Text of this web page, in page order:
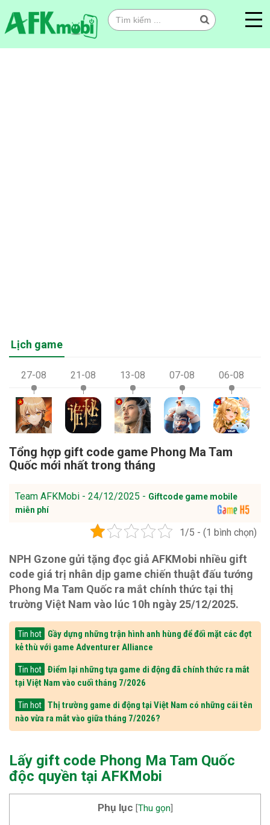
Lịch game
27-08 21-08 13-08 07-08 06-08
Tổng hợp gift code game Phong Ma Tam
Quốc mới nhất trong tháng
Team AFKMobi - 24/12/2025 - Giftcode game mobile
miễn phí
1/5 - (1 bình chọn)
NPH Gzone gửi tặng đọc giả AFKMobi nhiều gift
code giá trị nhân dịp game chiến thuật đấu tướng
Phong Ma Tam Quốc ra mắt chính thức tại thị
trường Việt Nam vào lúc 10h ngày 25/12/2025.
Tin hot
Gầy dựng những trận hình anh hùng để đối mặt các đợt
kẻ thù với game Adventurer Alliance
Tin hot
Điểm lại những tựa game di động đã chính thức ra mắt
tại Việt Nam vào cuối tháng 7/2026
Tin hot
Thị trường game di động tại Việt Nam có những cái tên
nào vừa ra mắt vào giữa tháng 7/2026?
Lấy gift code Phong Ma Tam Quốc
độc quyền tại AFKMobi
Phụ lục [Thu gọn]